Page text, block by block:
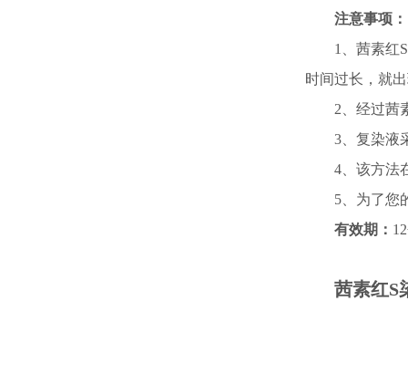
注意事项：
1、茜素红
时间过长，就
2、经过茜
3、复染液
4、该方法
5、为了您
有效期：
茜素红S